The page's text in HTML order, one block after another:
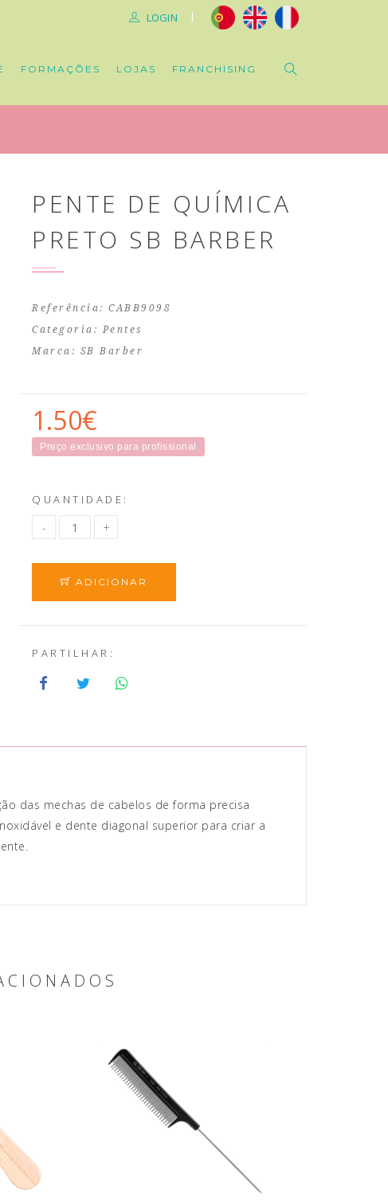
|
LOGIN
FORMAÇÕES LOJAS FRANCHISING
PENTE DE QUÍMICA
PRETO SB BARBER
Referência: CABB9098
Categoria: Pentes
Marca: SB Barber
1.50€
Preço exclusivo para profissional
QUANTIDADE:
ADICIONAR
PARTILHAR:
das mechas de cabelos de forma precisa
e dente diagonal superior para criar a